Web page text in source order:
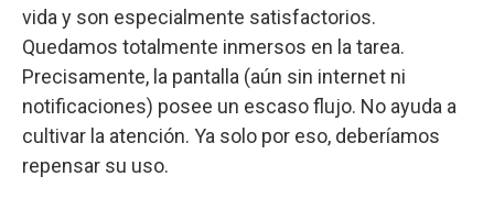
vida y son especialmente satisfactorios.
Quedamos totalmente inmersos en la tarea.
Precisamente, la pantalla (aún sin internet ni
notificaciones) posee un escaso flujo. No ayuda a
cultivar la atención. Ya solo por eso, deberíamos
repensar su uso.